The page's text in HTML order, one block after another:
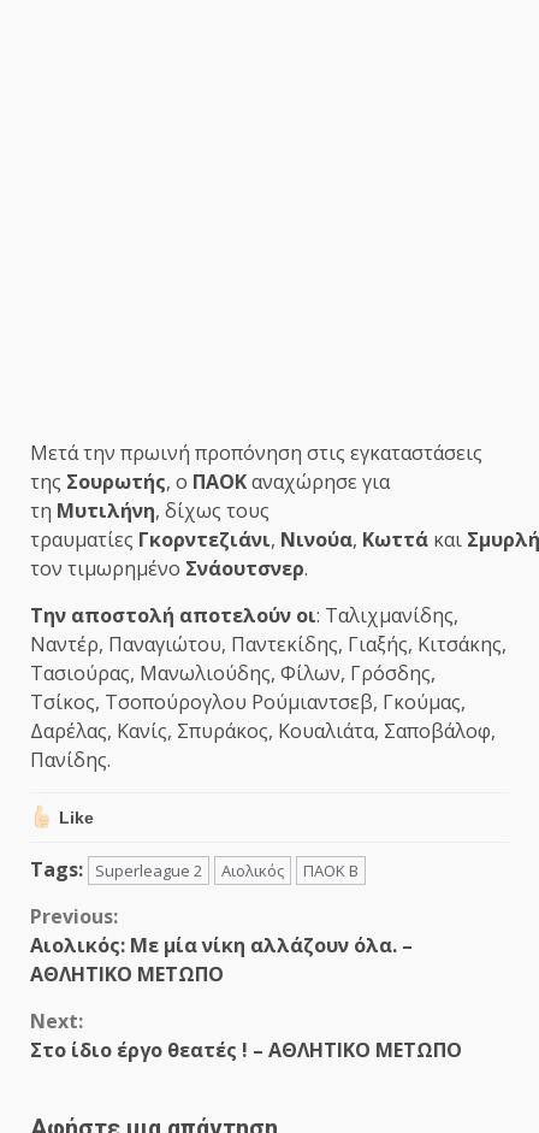
Μετά την πρωινή προπόνηση στις εγκαταστάσεις
της Σουρωτής, ο ΠΑΟΚαναχώρησε για
τη Μυτιλήνη, δίχως τους
τραυματίες Γκορντεζιάνι, Νινούα, Κωττά και Σμυρλή
τον τιμωρημένο Σνάουτσνερ.
Την αποστολή αποτελούν οι: Ταλιχμανίδης,
Ναντέρ, Παναγιώτου, Παντεκίδης, Γιαξής, Κιτσάκης,
Τασιούρας, Μανωλιούδης, Φίλων, Γρόσδης,
Τσίκος, Τσοπούρογλου Ρούμιαντσεβ, Γκούμας,
Δαρέλας, Κανίς, Σπυράκος, Κουαλιάτα, Σαποβάλοφ,
Πανίδης.
Like
Tags: Superleague 2 Αιολικός ΠΑΟΚ Β
Continue
Reading
Previous:
Αιολικός: Με μία νίκη αλλάζουν όλα. –
ΑΘΛΗΤΙΚΟ ΜΕΤΩΠΟ
Next:
Στο ίδιο έργο θεατές ! – ΑΘΛΗΤΙΚΟ ΜΕΤΩΠΟ